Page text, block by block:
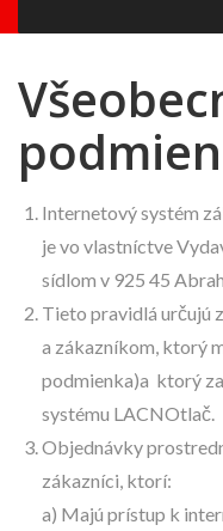
Internetový systém
je vo vlastníctve
sídlom v 925 45
Tieto pravidlá určujú
a zákazníkom, ktorý
podmienka)a ktorý
systému LACNOtlač.
Objednávky
zákazníci, ktorí:
a) Majú prístup k